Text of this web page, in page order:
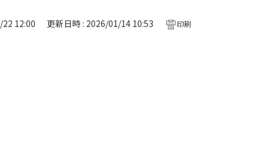
12:00 更新日時 : 2026/01/14 10:53 印刷